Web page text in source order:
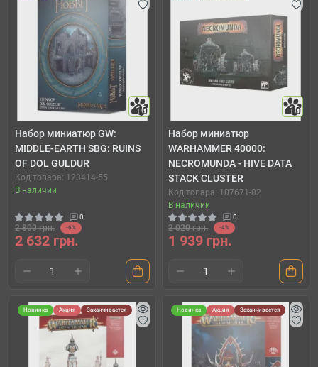
10
Набор миниатюр GW:
MIDDLE-EARTH SBG: RUINS
OF DOL GULDUR
Код товара: 123414-55
В наличии
0
2 800 грн. -6%
2 632 грн.
10
Набор миниатюр
WARHAMMER 40000:
NECROMUNDA - HIVE DATA
STACK CLUSTER
Код товара: 107671-02
В наличии
0
2 020 грн. -4%
1 939 грн.
Новинка Акция Заканчивается Новинка Акция Заканчивается